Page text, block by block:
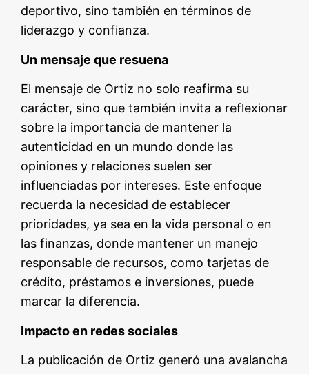
deportivo, sino también en términos de
liderazgo y confianza.
Un mensaje que resuena
El mensaje de Ortiz no solo reafirma su
carácter, sino que también invita a reflexionar
sobre la importancia de mantener la
autenticidad en un mundo donde las
opiniones y relaciones suelen ser
influenciadas por intereses. Este enfoque
recuerda la necesidad de establecer
prioridades, ya sea en la vida personal o en
las finanzas, donde mantener un manejo
responsable de recursos, como tarjetas de
crédito, préstamos e inversiones, puede
marcar la diferencia.
Impacto en redes sociales
La publicación de Ortiz generó una avalancha